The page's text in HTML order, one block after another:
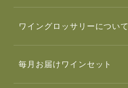
ワイングロッサリーについて
毎月お届けワインセット